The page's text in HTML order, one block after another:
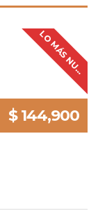
L
O
M
Á
S
N
U
E
V
O
$ 144,900